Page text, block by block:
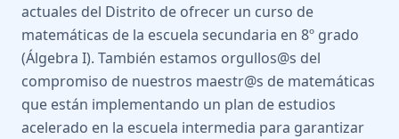
actuales del Distrito de ofrecer un curso de
matemáticas de la escuela secundaria en 8º grado
(Álgebra I). También estamos orgullos@s del
compromiso de nuestros maestr@s de matemáticas
que están implementando un plan de estudios
acelerado en la escuela intermedia para garantizar